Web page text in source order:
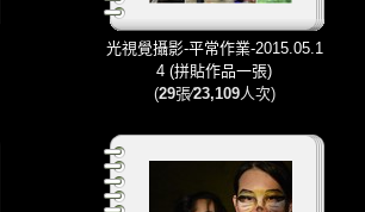
光視覺攝影-平常作業-2015.05.1
4 (拼貼作品一張)
(29張∕23,109人次)